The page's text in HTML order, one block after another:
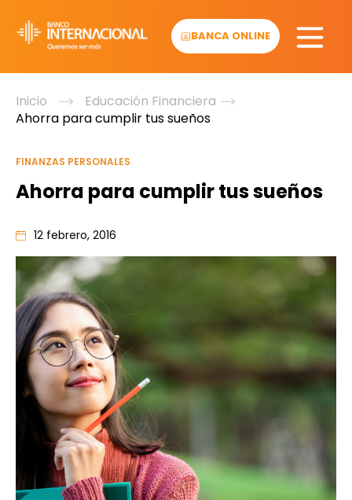
content
BANCA ONLINE
Inicio
Educación Financiera
Ahorra para cumplir tus sueños
FINANZAS PERSONALES
Ahorra para cumplir tus sueños
12 febrero, 2016